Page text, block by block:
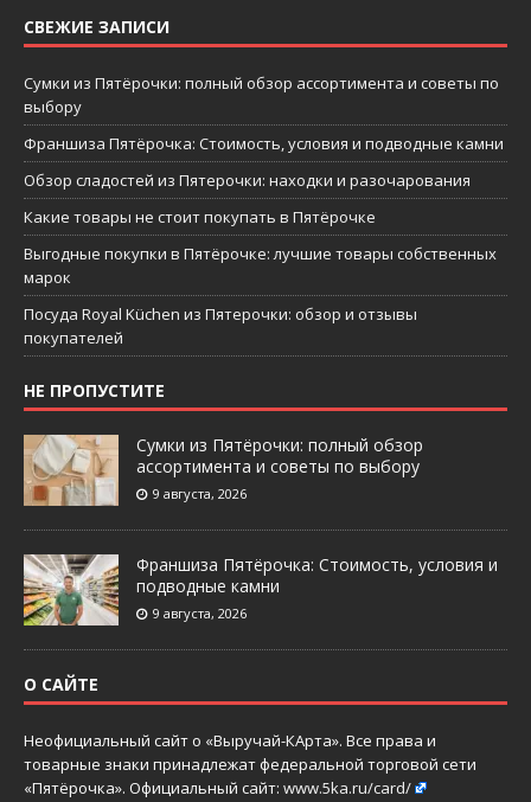
СВЕЖИЕ ЗАПИСИ
Сумки из Пятёрочки: полный обзор ассортимента и советы по
выбору
Франшиза Пятёрочка: Стоимость, условия и подводные камни
Обзор сладостей из Пятерочки: находки и разочарования
Какие товары не стоит покупать в Пятёрочке
Выгодные покупки в Пятёрочке: лучшие товары собственных
марок
Посуда Royal Küchen из Пятерочки: обзор и отзывы
покупателей
НЕ ПРОПУСТИТЕ
Сумки из Пятёрочки: полный обзор
ассортимента и советы по выбору
9 августа, 2026
Франшиза Пятёрочка: Стоимость, условия и
подводные камни
9 августа, 2026
О САЙТЕ
Неофициальный сайт о «Выручай-КАрта». Все права и
товарные знаки принадлежат федеральной торговой сети
«Пятёрочка». Официальный сайт: www.5ka.ru/card/